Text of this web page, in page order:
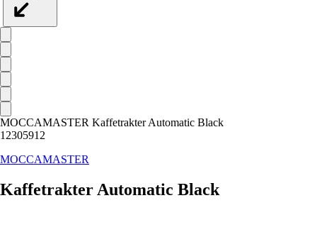
MOCCAMASTER Kaffetrakter Automatic Black
12305912
MOCCAMASTER
Kaffetrakter Automatic Black